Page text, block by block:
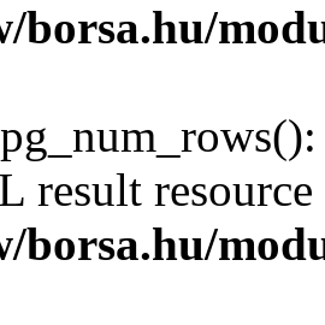
borsa.hu/
result
borsa.hu/